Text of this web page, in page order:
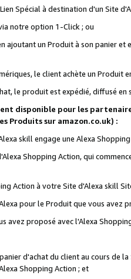
Spécial à destination d'un Site
notre option 1-Click ; ou
un Produit à son panier et
le client achète un Produit
le produit est expédié, diffusé
disponible pour les
Produits sur amazon.co.uk) :
skill engage une Alexa
Shopping Action, qui
Action à votre Site d'Alexa skill
pour le Produit que vous avez
avez proposé avec l'Alexa
d'achat du client au cours de
Shopping Action ; et